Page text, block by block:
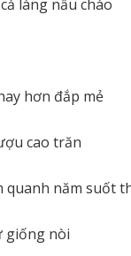
làng nấu cháo
hơn đắp mẻ
cao trăn
quanh năm suốt
giống nòi